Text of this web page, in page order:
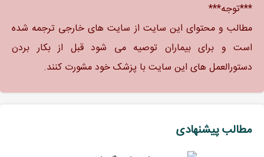
***توجه***
مطالب و محتوای این سایت از سایت های خارجی ترجمه شده
است و برای بیماران توصیه می شود قبل از بکار بردن
دستورالعمل های این سایت با پزشک خود مشورت کنند.
مطالب پیشنهادی